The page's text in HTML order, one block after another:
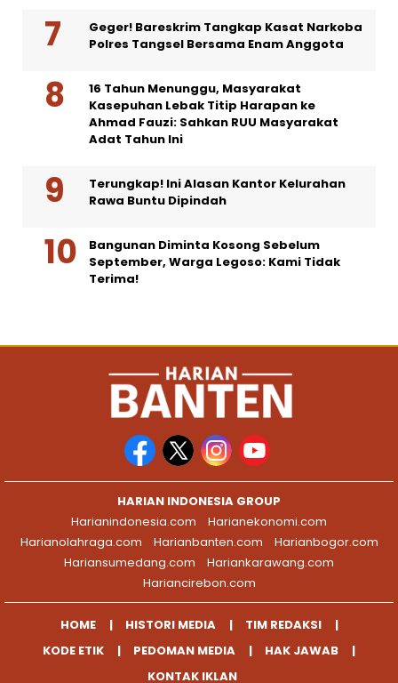
Geger! Bareskrim Tangkap Kasat Narkoba
Polres Tangsel Bersama Enam Anggota
16 Tahun Menunggu, Masyarakat
Kasepuhan Lebak Titip Harapan ke
Ahmad Fauzi: Sahkan RUU Masyarakat
Adat Tahun Ini
Terungkap! Ini Alasan Kantor Kelurahan
Rawa Buntu Dipindah
Bangunan Diminta Kosong Sebelum
September, Warga Legoso: Kami Tidak
Terima!
HARIAN INDONESIA GROUP
Harianindonesia.com
Harianekonomi.com
Harianolahraga.com
Harianbanten.com
Harianbogor.com
Hariansumedang.com
Hariankarawang.com
Hariancirebon.com
HOME HISTORI MEDIA
TIM REDAKSI
KODE ETIK
PEDOMAN MEDIA
HAK JAWAB
KONTAK IKLAN